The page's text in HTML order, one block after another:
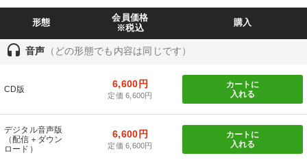
経営音声・動画を探す refresh
全国経営者セミナー収録物以外の経営教材（全762タイトル）からお探
しいただけます
カテゴリー
【12月】音声・映像 後継社長・アトツギ マーケティング
経営リーダーの考え方と戦略を学ぶ
形態
会員価格
※税込
購入
headset 音声 （どの形態でも内容は同じです）
CD版 6,600円
定価 6,600円
カートに
入れる
デジタル音声版
（配信＋ダウン
ロード）
6,600円
定価 6,600円
カートに
入れる